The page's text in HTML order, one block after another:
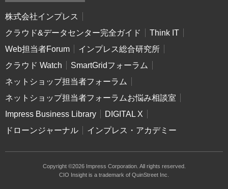
株式会社インプレス
クラウド&データセンター完全ガイド
Think IT
Web担当者Forum
インプレス総合研究所
クラウド Watch
SmartGridフォーラム
ネットショップ担当者フォーラム
ネットショップ担当者フォーラムお悩み相談室
Impress Business Library
DIGITAL X
ドローンジャーナル
インプレス・アカデミー
Copyright ©2026 Impress Corporation. All rights reserved.
CIO Insight is a trademark of QuinStreet Inc.